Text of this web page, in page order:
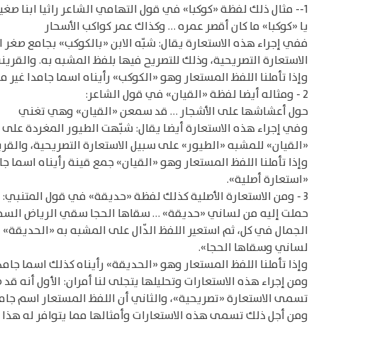
1-- مثال ذلك لفظة «كوكبا» في قول التهامي الشاعر راثيا ابنا صغيرا له:
يا «كوكبا» ما كان أقصر عمره … وكذاك عمر كواكب الأسحار
ففي إجراء هذه الاستعارة يقال: شبّه الابن «بالكوكب» بجامع
الاستعارة التصريحية، وذلك للتصريح فيها بلفظ المشبه به.
وإذا تأملنا اللفظ المستعار وهو «الكوكب» رأيناه اسما جامدا
2 - ومثاله أيضا لفظة «القيان» في قول الشاعر:
حول أعشاشها على الأشجار … قد سمعن «القيان» وهي تغني
وفي إجراء هذه الاستعارة أيضا يقال: شبّهت الطيور المغردة
«القيان» للمشبه «الطيور» على سبيل الاستعارة التصريحية،
وإذا تأملنا اللفظ المستعار وهو «القيان» جمع قينة رأيناه
«استعارة أصلية».
3 - ومن الاستعارة الأصلية كذلك لفظة «حديقة» في قول المتنبي:
حملت إليه من لساني «حديقة» … سقاها الحجا سقي الرياض
الجمال في كل، ثم استعير اللفظ الدّال على المشبه به
لساني وسقاها الحجا».
وإذا تأملنا اللفظ المستعار وهو «الحديقة» رأيناه كذلك اسما
ومن إجراء هذه الاستعارات وتحليلها يتجلى لنا أمران: الأول
تسمى الاستعارة «تصريحية»، والثاني أن اللفظ المستعار اسم
ومن أجل ذلك تسمى هذه الاستعارات وأمثالها مما يتوافر له هذا